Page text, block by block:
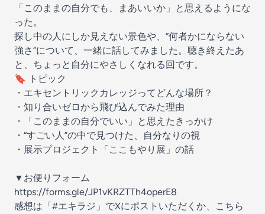
「このままの自分でも、まあいいか」と思えるようにな
った。
探し中の人にしか見えない景色や、“何者かにならない
強さ”について、一緒に話してみました。聴き終えたあ
と、ちょっと自分にやさしくなれる回です。
🔖 トピック
・エキセントリックカレッジってどんな場所？
・知り合いゼロから飛び込んでみた理由
・「このままの自分でいい」と思えたきっかけ
・“すごい人”の中で見つけた、自分なりの視
・展示プロジェクト「ここもやり展」の話
▼お便りフォーム
⁠⁠https://forms.gle/JP1vKRZTTh4operE8⁠⁠
感想は「#エキラジ」でXにポストいただくか、こちら